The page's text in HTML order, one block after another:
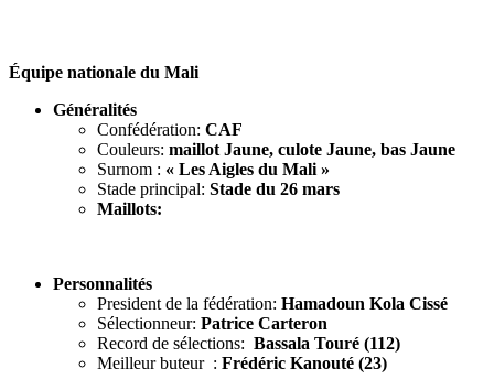
Équipe nationale du Mali
Généralités
Confédération: CAF
Couleurs: maillot Jaune, culote Jaune, bas Jaune
Surnom : « Les Aigles du Mali »
Stade principal: Stade du 26 mars
Maillots:
Personnalités
President de la fédération: Hamadoun Kola Cissé
Sélectionneur: Patrice Carteron
Record de sélections: Bassala Touré (112)
Meilleur buteur : Frédéric Kanouté (23)